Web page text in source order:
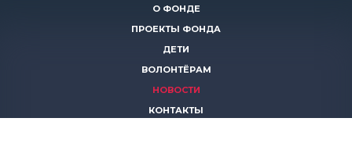
О ФОНДЕ
ПРОЕКТЫ ФОНДА
ДЕТИ
ВОЛОНТЁРАМ
НОВОСТИ
КОНТАКТЫ